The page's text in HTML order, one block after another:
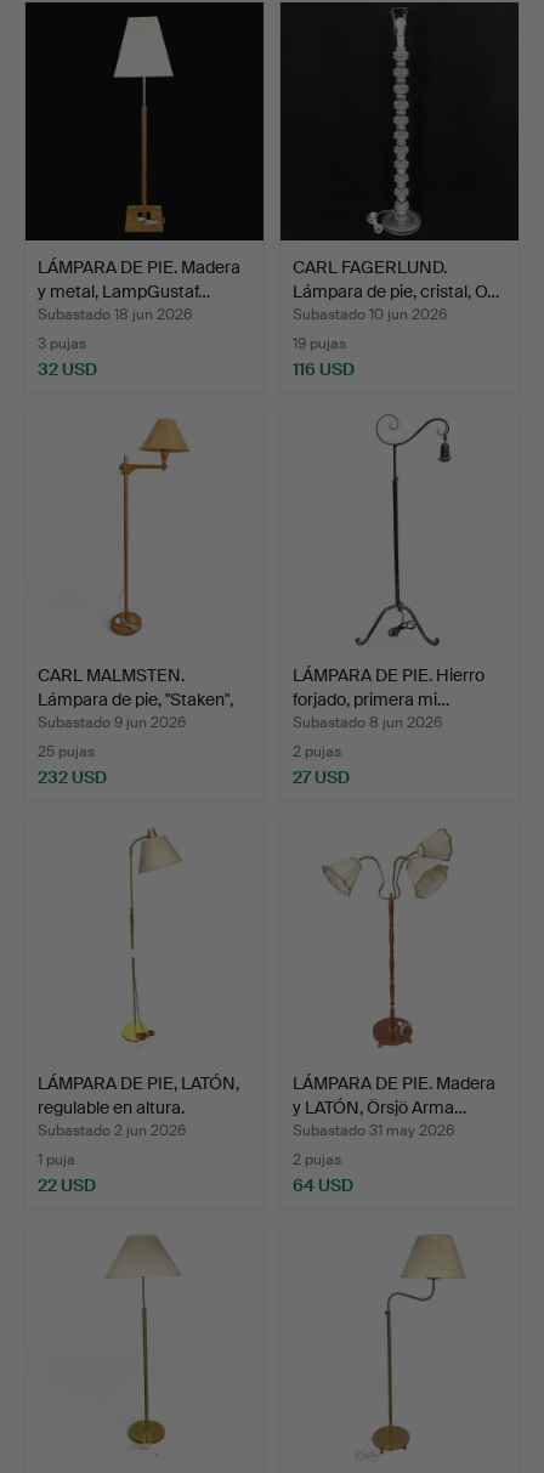
LÁMPARA DE PIE. Madera
y metal, LampGustaf…
Subastado 18 jun 2026
3 pujas
32 USD
CARL FAGERLUND.
Lámpara de pie, cristal, O…
Subastado 10 jun 2026
19 pujas
116 USD
CARL MALMSTEN.
Lámpara de pie, "Staken",
r…
Subastado 9 jun 2026
25 pujas
232 USD
LÁMPARA DE PIE. Hierro
forjado, primera mi…
Subastado 8 jun 2026
2 pujas
27 USD
LÁMPARA DE PIE, LATÓN,
regulable en altura.
Subastado 2 jun 2026
1 puja
22 USD
LÁMPARA DE PIE. Madera
y LATÓN, Örsjö Arma…
Subastado 31 may 2026
2 pujas
64 USD